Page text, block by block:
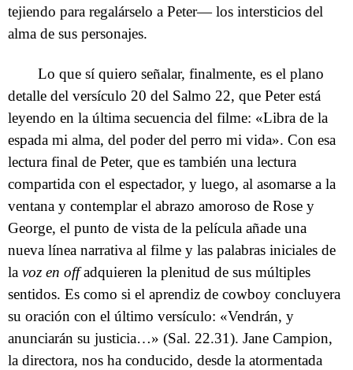
tejiendo para regalárselo a Peter— los intersticios del
alma de sus personajes.
Lo que sí quiero señalar, finalmente, es el plano
detalle del versículo 20 del Salmo 22, que Peter está
leyendo en la última secuencia del filme: «Libra de la
espada mi alma, del poder del perro mi vida». Con esa
lectura final de Peter, que es también una lectura
compartida con el espectador, y luego, al asomarse a la
ventana y contemplar el abrazo amoroso de Rose y
George, el punto de vista de la película añade una
nueva línea narrativa al filme y las palabras iniciales de
la voz en offadquieren la plenitud de sus múltiples
sentidos. Es como si el aprendiz de cowboy concluyera
su oración con el último versículo: «Vendrán, y
anunciarán su justicia…» (Sal. 22.31). Jane Campion,
la directora, nos ha conducido, desde la atormentada